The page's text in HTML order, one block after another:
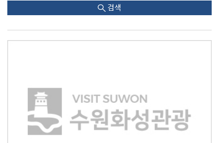
검색